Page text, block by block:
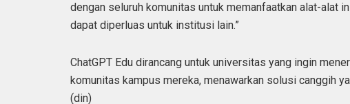
dengan seluruh komunitas untuk memanfaatkan alat-alat
dapat diperluas untuk institusi lain.”
ChatGPT Edu dirancang untuk universitas yang ingin
komunitas kampus mereka, menawarkan solusi canggih
(din)